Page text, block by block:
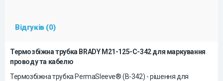
Відгуків (0)
Термозбіжна трубка BRADY M21-125-C-342 для маркування
проводу та кабелю
Термозбіжна трубка PermaSleeve® (B-342) - рішення для